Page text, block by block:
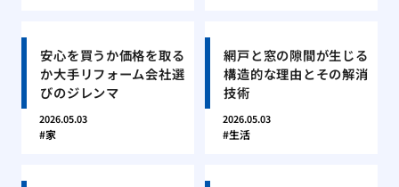
安心を買うか価格を取る
か大手リフォーム会社選
びのジレンマ
2026.05.03
家
網戸と窓の隙間が生じる
構造的な理由とその解消
技術
2026.05.03
生活